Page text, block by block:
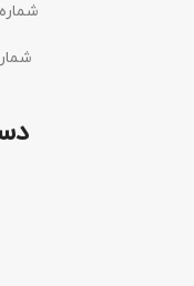
شماره
شماره